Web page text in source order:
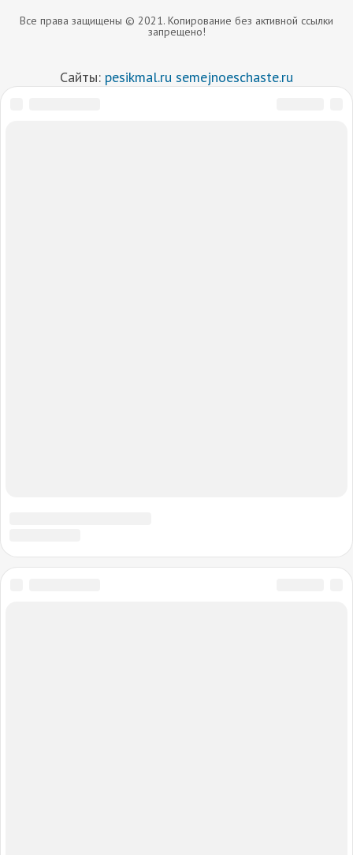
Все права защищены © 2021. Копирование без активной ссылки
запрещено!
Сайты: pesikmal.ru semejnoeschaste.ru